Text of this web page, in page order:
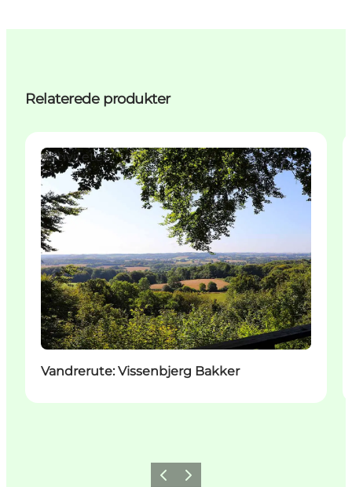
Relaterede produkter
Aktiviteter
Vandrerute: Vissenbjerg Bakker
ForrigeNæste